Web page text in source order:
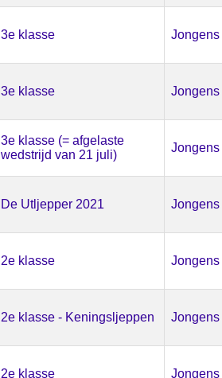
3e klasse Jongens
3e klasse Jongens
3e klasse (= afgelaste
wedstrijd van 21 juli)
Jongens
De Utljepper 2021 Jongens
2e klasse Jongens
2e klasse - Keningsljeppen Jongens
2e klasse Jongens